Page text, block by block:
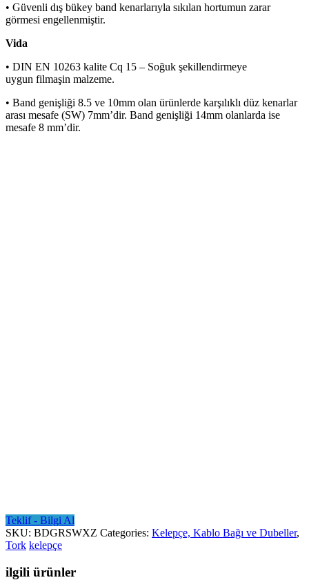
• Güvenli dış bükey band kenarlarıyla sıkılan hortumun zarar
görmesi engellenmiştir.
Vida
• DIN EN 10263 kalite Cq 15 – Soğuk şekillendirmeye
uygun filmaşin malzeme.
• Band genişliği 8.5 ve 10mm olan ürünlerde karşılıklı düz kenarlar
arası mesafe (SW) 7mm’dir. Band genişliği 14mm olanlarda ise
mesafe 8 mm’dir.
Teklif - Bilgi Al
SKU: BDGRSWXZ Categories: Kelepçe, Kablo Bağı ve Dubeller,
Tork kelepçe
ilgili ürünler